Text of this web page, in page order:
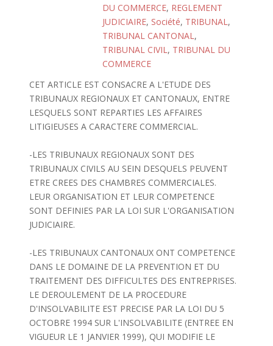
DU COMMERCE, REGLEMENT
JUDICIAIRE, Société, TRIBUNAL,
TRIBUNAL CANTONAL,
TRIBUNAL CIVIL, TRIBUNAL DU
COMMERCE
CET ARTICLE EST CONSACRE A L'ETUDE DES
TRIBUNAUX REGIONAUX ET CANTONAUX, ENTRE
LESQUELS SONT REPARTIES LES AFFAIRES
LITIGIEUSES A CARACTERE COMMERCIAL.
-LES TRIBUNAUX REGIONAUX SONT DES
TRIBUNAUX CIVILS AU SEIN DESQUELS PEUVENT
ETRE CREES DES CHAMBRES COMMERCIALES.
LEUR ORGANISATION ET LEUR COMPETENCE
SONT DEFINIES PAR LA LOI SUR L'ORGANISATION
JUDICIAIRE.
-LES TRIBUNAUX CANTONAUX ONT COMPETENCE
DANS LE DOMAINE DE LA PREVENTION ET DU
TRAITEMENT DES DIFFICULTES DES ENTREPRISES.
LE DEROULEMENT DE LA PROCEDURE
D'INSOLVABILITE EST PRECISE PAR LA LOI DU 5
OCTOBRE 1994 SUR L'INSOLVABILITE (ENTREE EN
VIGUEUR LE 1 JANVIER 1999), QUI MODIFIE LE